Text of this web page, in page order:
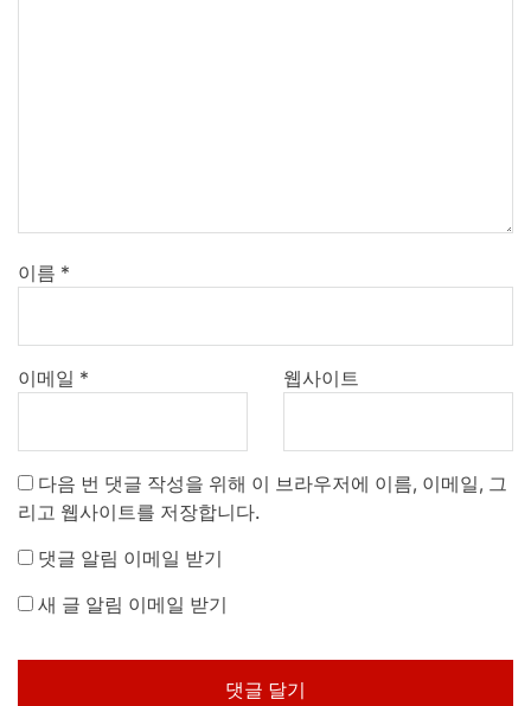
이름 *
이메일 * 웹사이트
다음 번 댓글 작성을 위해 이 브라우저에 이름, 이메일, 그
리고 웹사이트를 저장합니다.
댓글 알림 이메일 받기
새 글 알림 이메일 받기